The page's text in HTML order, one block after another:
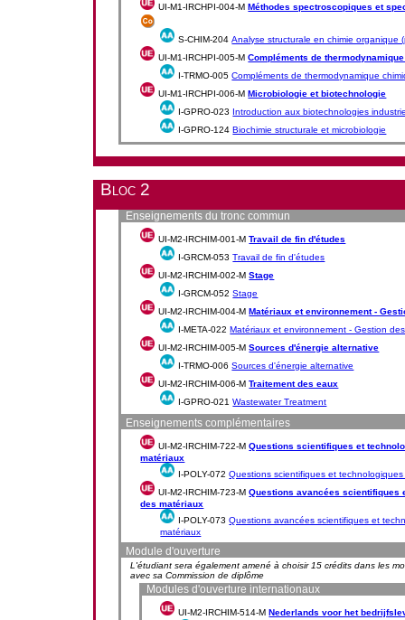
UI-M1-IRCHPI-004-MMéthodes spectroscopiques et
S-CHIM-204Analyse structurale en chimie organique
UI-M1-IRCHPI-005-MCompléments de
I-TRMO-005Compléments de thermodynamique
UI-M1-IRCHPI-006-MMicrobiologie et biotechnologie
I-GPRO-023 Introduction aux biotechnologies
I-GPRO-124Biochimie structurale et microbiologie
Bloc 2
Enseignements du tronc commun
UI-M2-IRCHIM-001-MTravail de fin d'études
I-GRCM-053Travail de fin d'études
UI-M2-IRCHIM-002-MStage
I-GRCM-052Stage
UI-M2-IRCHIM-004-MMatériaux et environnement -
I-META-022Matériaux et environnement - Gestion
UI-M2-IRCHIM-005-MSources d'énergie alternative
I-TRMO-006Sources d'énergie alternative
UI-M2-IRCHIM-006-MTraitement des eaux
I-GPRO-021Wastewater Treatment
Enseignements complémentaires
UI-M2-IRCHIM-722-MQuestions scientifiques et
matériaux
I-POLY-072Questions scientifiques et
UI-M2-IRCHIM-723-MQuestions avancées scientifiques
des matériaux
I-POLY-073Questions avancées scientifiques et
matériaux
Module d'ouverture
L'étudiant sera également amené à choisir 15 crédits dans les
avec sa Commission de diplôme
Modules d'ouverture internationaux
UI-M2-IRCHIM-514-MNederlands voor het